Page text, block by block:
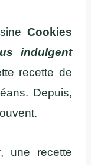
Cookies
indulgent
recette de
Depuis,
une recette